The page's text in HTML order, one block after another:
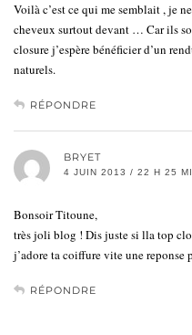
Voilà c’est ce qui me semblait , je
cheveux surtout devant … Car ils
closure j’espère bénéficier d’un
naturels.
RÉPONDRE
BRYET
4 JUIN 2013 / 22 H 25
Bonsoir Titoune,
très joli blog ! Dis juste si lla top
j’adore ta coiffure vite une reponse
RÉPONDRE